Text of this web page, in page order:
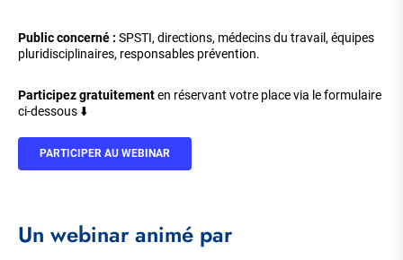
Public concerné : SPSTI, directions, médecins du travail, équipes
pluridisciplinaires, responsables prévention.
Participez gratuitementen réservant votre place via le formulaire
ci-dessous ⬇️
PARTICIPER AU WEBINAR
Un webinar animé par